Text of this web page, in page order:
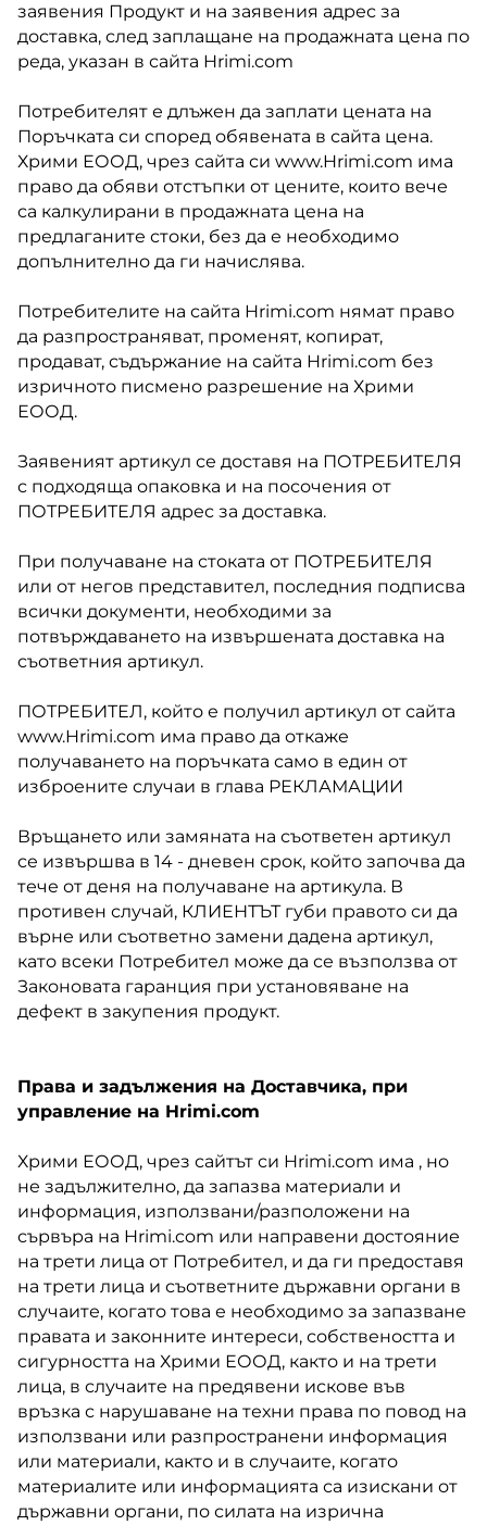
заявения Продукт и на заявения адрес за
доставка, след заплащане на продажната цена по
реда, указан в сайта Hrimi.com
Потребителят е длъжен да заплати цената на
Поръчката си според обявената в сайта цена.
Хрими ЕООД, чрез сайта си www.Hrimi.com има
право да обяви отстъпки от цените, които вече
са калкулирани в продажната цена на
предлаганите стоки, без да е необходимо
допълнително да ги начислява.
Потребителите на сайта Hrimi.com нямат право
да разпространяват, променят, копират,
продават, съдържание на сайта Hrimi.com без
изричното писмено разрешение на Хрими
ЕООД.
Заявеният артикул се доставя на ПОТРЕБИТЕЛЯ
с подходяща опаковка и на посочения от
ПОТРЕБИТЕЛЯ адрес за доставка.
При получаване на стоката от ПОТРЕБИТЕЛЯ
или от негов представител, последния подписва
всички документи, необходими за
потвърждаването на извършената доставка на
съответния артикул.
ПОТРЕБИТЕЛ, който е получил артикул от сайта
www.Hrimi.com има право да откаже
получаването на поръчката само в един от
изброените случаи в глава РЕКЛАМАЦИИ
Връщането или замяната на съответен артикул
се извършва в 14 - дневен срок, който започва да
тече от деня на получаване на артикула. В
противен случай, КЛИЕНТЪТ губи правото си да
върне или съответно замени дадена артикул,
като всеки Потребител може да се възползва от
Законовата гаранция при установяване на
дефект в закупения продукт.
Права и задължения на Доставчика, при
управление на Hrimi.com
Хрими ЕООД, чрез сайтът си Hrimi.com има , но
не задължително, да запазва материали и
информация, използвани/разположени на
сървъра на Hrimi.com или направени достояние
на трети лица от Потребител, и да ги предоставя
на трети лица и съответните държавни органи в
случаите, когато това е необходимо за запазване
правата и законните интереси, собствеността и
сигурността на Хрими ЕООД, както и на трети
лица, в случаите на предявени искове във
връзка с нарушаване на техни права по повод на
използвани или разпространени информация
или материали, както и в случаите, когато
материалите или информацията са изискани от
държавни органи, по силата на изрична